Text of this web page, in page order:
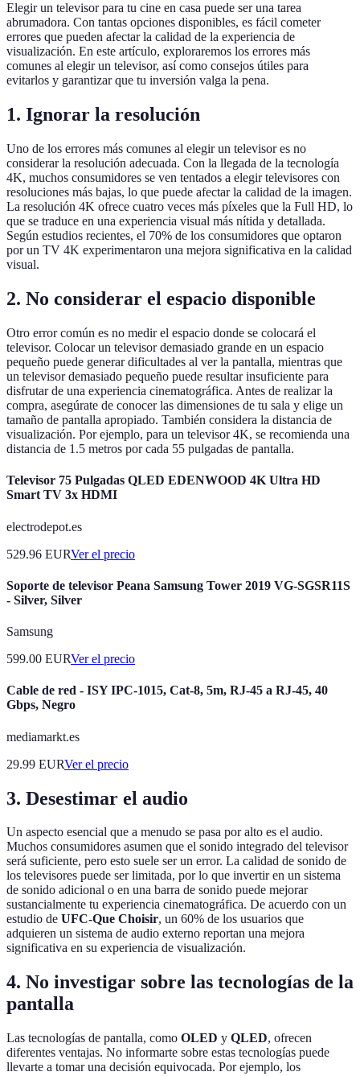
Elegir un televisor para tu cine en casa puede ser una tarea
abrumadora. Con tantas opciones disponibles, es fácil cometer
errores que pueden afectar la calidad de la experiencia de
visualización. En este artículo, exploraremos los errores más
comunes al elegir un televisor, así como consejos útiles para
evitarlos y garantizar que tu inversión valga la pena.
1. Ignorar la resolución
Uno de los errores más comunes al elegir un televisor es no
considerar la resolución adecuada. Con la llegada de la tecnología
4K, muchos consumidores se ven tentados a elegir televisores con
resoluciones más bajas, lo que puede afectar la calidad de la imagen.
La resolución 4K ofrece cuatro veces más píxeles que la Full HD, lo
que se traduce en una experiencia visual más nítida y detallada.
Según estudios recientes, el 70% de los consumidores que optaron
por un TV 4K experimentaron una mejora significativa en la calidad
visual.
2. No considerar el espacio disponible
Otro error común es no medir el espacio donde se colocará el
televisor. Colocar un televisor demasiado grande en un espacio
pequeño puede generar dificultades al ver la pantalla, mientras que
un televisor demasiado pequeño puede resultar insuficiente para
disfrutar de una experiencia cinematográfica. Antes de realizar la
compra, asegúrate de conocer las dimensiones de tu sala y elige un
tamaño de pantalla apropiado. También considera la distancia de
visualización. Por ejemplo, para un televisor 4K, se recomienda una
distancia de 1.5 metros por cada 55 pulgadas de pantalla.
Televisor 75 Pulgadas QLED EDENWOOD 4K Ultra HD
Smart TV 3x HDMI
electrodepot.es
529.96 EURVer el precio
Soporte de televisor Peana Samsung Tower 2019 VG-SGSR11S
- Silver, Silver
Samsung
599.00 EURVer el precio
Cable de red - ISY IPC-1015, Cat-8, 5m, RJ-45 a RJ-45, 40
Gbps, Negro
mediamarkt.es
29.99 EURVer el precio
3. Desestimar el audio
Un aspecto esencial que a menudo se pasa por alto es el audio.
Muchos consumidores asumen que el sonido integrado del televisor
será suficiente, pero esto suele ser un error. La calidad de sonido de
los televisores puede ser limitada, por lo que invertir en un sistema
de sonido adicional o en una barra de sonido puede mejorar
sustancialmente tu experiencia cinematográfica. De acuerdo con un
estudio de UFC-Que Choisir, un 60% de los usuarios que
adquieren un sistema de audio externo reportan una mejora
significativa en su experiencia de visualización.
4. No investigar sobre las tecnologías de la
pantalla
Las tecnologías de pantalla, como OLED y QLED, ofrecen
diferentes ventajas. No informarte sobre estas tecnologías puede
llevarte a tomar una decisión equivocada. Por ejemplo, los